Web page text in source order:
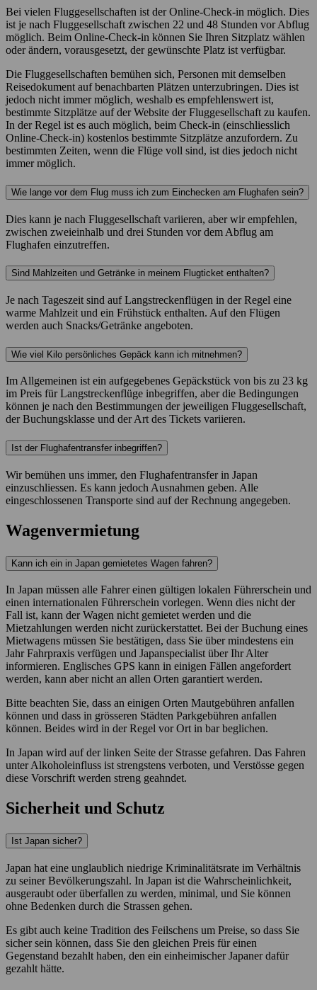
Bei vielen Fluggesellschaften ist der Online-Check-in möglich. Dies
ist je nach Fluggesellschaft zwischen 22 und 48 Stunden vor Abflug
möglich. Beim Online-Check-in können Sie Ihren Sitzplatz wählen
oder ändern, vorausgesetzt, der gewünschte Platz ist verfügbar.
Die Fluggesellschaften bemühen sich, Personen mit demselben
Reisedokument auf benachbarten Plätzen unterzubringen. Dies ist
jedoch nicht immer möglich, weshalb es empfehlenswert ist,
bestimmte Sitzplätze auf der Website der Fluggesellschaft zu kaufen.
In der Regel ist es auch möglich, beim Check-in (einschliesslich
Online-Check-in) kostenlos bestimmte Sitzplätze anzufordern. Zu
bestimmten Zeiten, wenn die Flüge voll sind, ist dies jedoch nicht
immer möglich.
Wie lange vor dem Flug muss ich zum Einchecken am Flughafen sein?
Dies kann je nach Fluggesellschaft variieren, aber wir empfehlen,
zwischen zweieinhalb und drei Stunden vor dem Abflug am
Flughafen einzutreffen.
Sind Mahlzeiten und Getränke in meinem Flugticket enthalten?
Je nach Tageszeit sind auf Langstreckenflügen in der Regel eine
warme Mahlzeit und ein Frühstück enthalten. Auf den Flügen
werden auch Snacks/Getränke angeboten.
Wie viel Kilo persönliches Gepäck kann ich mitnehmen?
Im Allgemeinen ist ein aufgegebenes Gepäckstück von bis zu 23 kg
im Preis für Langstreckenflüge inbegriffen, aber die Bedingungen
können je nach den Bestimmungen der jeweiligen Fluggesellschaft,
der Buchungsklasse und der Art des Tickets variieren.
Ist der Flughafentransfer inbegriffen?
Wir bemühen uns immer, den Flughafentransfer in Japan
einzuschliessen. Es kann jedoch Ausnahmen geben. Alle
eingeschlossenen Transporte sind auf der Rechnung angegeben.
Wagenvermietung
Kann ich ein in Japan gemietetes Wagen fahren?
In Japan müssen alle Fahrer einen gültigen lokalen Führerschein und
einen internationalen Führerschein vorlegen. Wenn dies nicht der
Fall ist, kann der Wagen nicht gemietet werden und die
Mietzahlungen werden nicht zurückerstattet. Bei der Buchung eines
Mietwagens müssen Sie bestätigen, dass Sie über mindestens ein
Jahr Fahrpraxis verfügen und Japanspecialist über Ihr Alter
informieren. Englisches GPS kann in einigen Fällen angefordert
werden, kann aber nicht an allen Orten garantiert werden.
Bitte beachten Sie, dass an einigen Orten Mautgebühren anfallen
können und dass in grösseren Städten Parkgebühren anfallen
können. Beides wird in der Regel vor Ort in bar beglichen.
In Japan wird auf der linken Seite der Strasse gefahren. Das Fahren
unter Alkoholeinfluss ist strengstens verboten, und Verstösse gegen
diese Vorschrift werden streng geahndet.
Sicherheit und Schutz
Ist Japan sicher?
Japan hat eine unglaublich niedrige Kriminalitätsrate im Verhältnis
zu seiner Bevölkerungszahl. In Japan ist die Wahrscheinlichkeit,
ausgeraubt oder überfallen zu werden, minimal, und Sie können
ohne Bedenken durch die Strassen gehen.
Es gibt auch keine Tradition des Feilschens um Preise, so dass Sie
sicher sein können, dass Sie den gleichen Preis für einen
Gegenstand bezahlt haben, den ein einheimischer Japaner dafür
gezahlt hätte.